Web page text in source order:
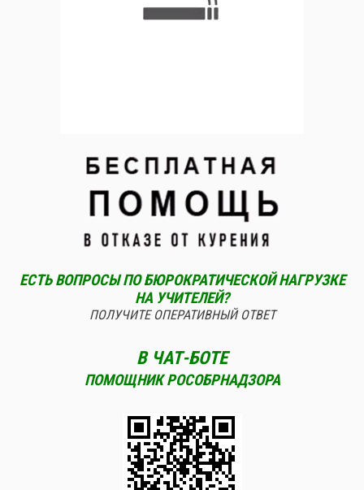
ЕСТЬ ВОПРОСЫ ПО БЮРОКРАТИЧЕСКОЙ НАГРУЗКЕ
НА УЧИТЕЛЕЙ?
ПОЛУЧИТЕ ОПЕРАТИВНЫЙ ОТВЕТ
В ЧАТ-БОТЕ
ПОМОЩНИК РОСОБРНАДЗОРА